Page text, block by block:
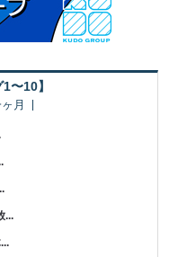
〜10】
月
...